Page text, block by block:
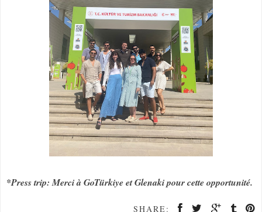
*Press trip: Merci à GoTürkiye et Glenaki pour cette opportunité.
SHARE: